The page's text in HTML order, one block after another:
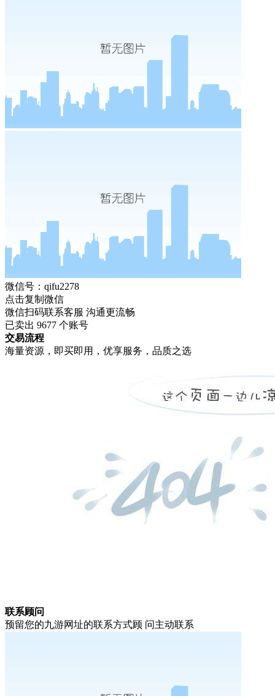
微信号：qifu2278
点击复制微信
微信扫码联系客服 沟通更流畅
已卖出 9677 个账号
交易流程
海量资源，即买即用，优享服务，品质之选
联系顾问
预留您的九游网址的联系方式顾 问主动联系